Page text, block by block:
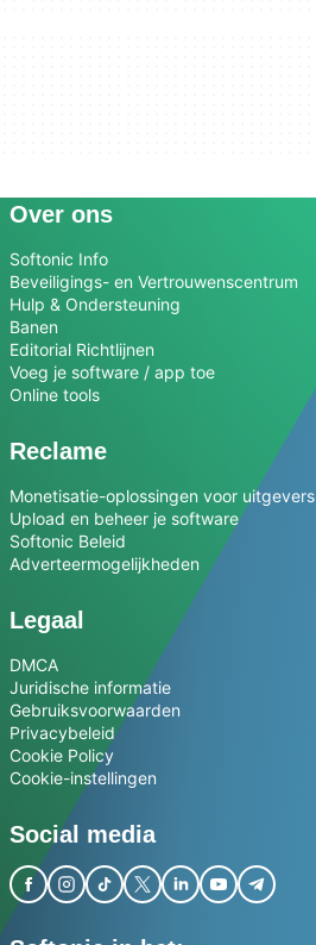
Over ons
Softonic Info
Beveiligings- en Vertrouwenscentrum
Hulp & Ondersteuning
Banen
Editorial Richtlijnen
Voeg je software / app toe
Online tools
Reclame
Monetisatie-oplossingen voor uitgevers
Upload en beheer je software
Softonic Beleid
Adverteermogelijkheden
Legaal
DMCA
Juridische informatie
Gebruiksvoorwaarden
Privacybeleid
Cookie Policy
Cookie-instellingen
Social media